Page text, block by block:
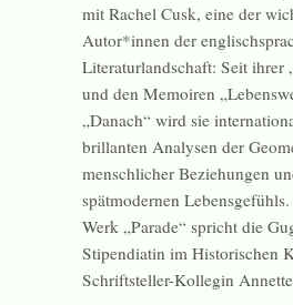
mit Rachel Cusk, eine der
Autor*innen der
Literaturlandschaft: Seit ihrer
und den Memoiren
„Danach“ wird sie
brillanten Analysen der
menschlicher Beziehungen
spätmodernen
Werk „Parade“ spricht die
Stipendiatin im Historischen
Schriftsteller-Kollegin